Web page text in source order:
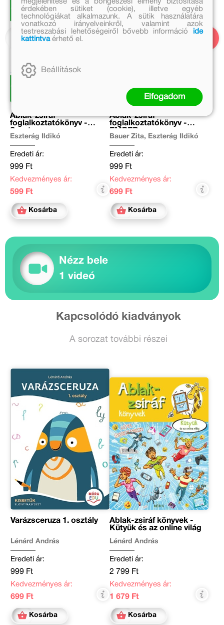
Ablak-zsiráf
foglalkoztatókönyv -
Eszterág Ildikó
Eredeti ár:
999 Ft
Kedvezményes ár:
599 Ft
Kosárba
Ablak-zsiráf
foglalkoztatókönyv -
Bauer Zita, Eszterág Ildikó
Eredeti ár:
999 Ft
Kedvezményes ár:
699 Ft
Kosárba
Nézz bele
1 videó
Kapcsolódó kiadványok
A sorozat további részei
Varázsceruza 1. osztály
Lénárd András
Eredeti ár:
999 Ft
Kedvezményes ár:
699 Ft
Kosárba
Ablak-zsiráf könyvek -
Kütyük és az online világ
Lénárd András
Eredeti ár:
2 799 Ft
Kedvezményes ár:
1 679 Ft
Kosárba
érdekében sütiket (cookie), illetve egyéb
technológiákat alkalmazunk. A sütik használatára
vonatkozó irányelveinkről, valamint azok
testreszabási lehetőségeiről bővebb információ
ide
kattintvaérhető el.
Beállítások
Elfogadom